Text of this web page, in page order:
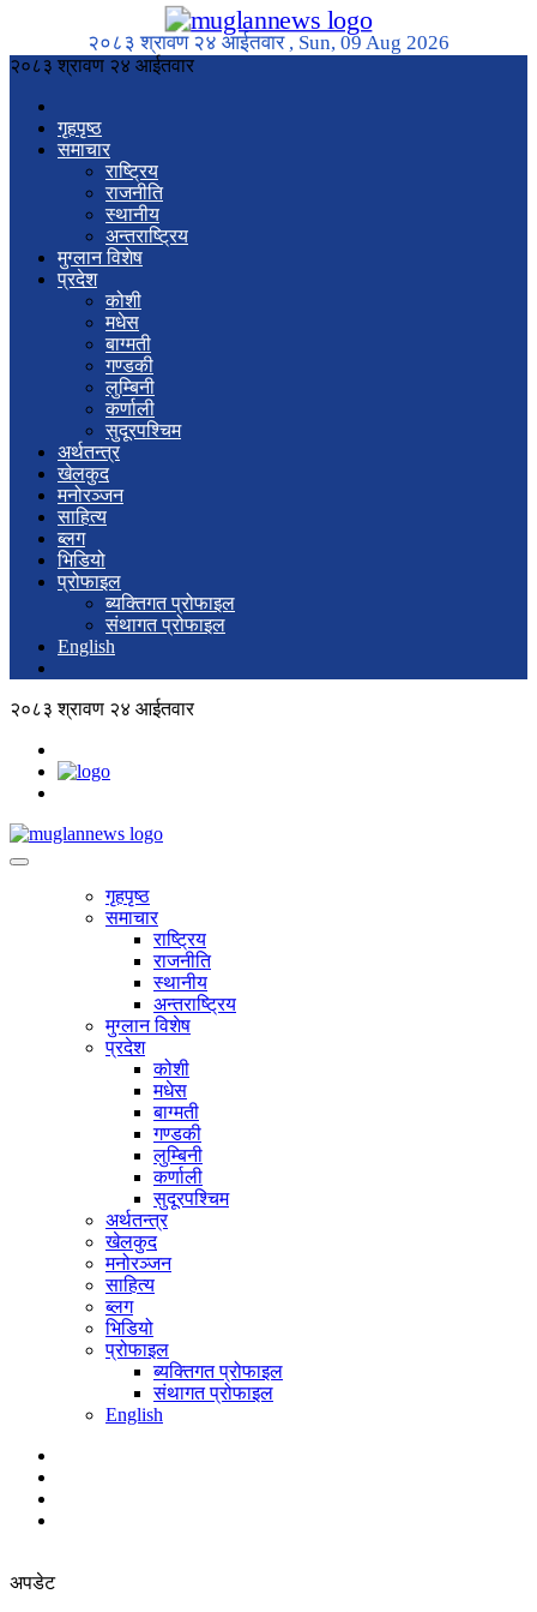
२०८३ श्रावण २४ आईतवार , Sun, 09 Aug 2026
२०८३ श्रावण २४ आईतवार
गृहपृष्ठ
समाचार
राष्ट्रिय
राजनीति
स्थानीय
अन्तराष्ट्रिय
मुग्लान विशेष
प्रदेश
कोशी
मधेस
बाग्मती
गण्डकी
लुम्बिनी
कर्णाली
सुदूरपश्चिम
अर्थतन्त्र
खेलकुद
मनोरञ्जन
साहित्य
ब्लग
भिडियो
प्रोफाइल
ब्यक्तिगत प्रोफाइल
संथागत प्रोफाइल
English
२०८३ श्रावण २४ आईतवार
गृहपृष्ठ
समाचार
राष्ट्रिय
राजनीति
स्थानीय
अन्तराष्ट्रिय
मुग्लान विशेष
प्रदेश
कोशी
मधेस
बाग्मती
गण्डकी
लुम्बिनी
कर्णाली
सुदूरपश्चिम
अर्थतन्त्र
खेलकुद
मनोरञ्जन
साहित्य
ब्लग
भिडियो
प्रोफाइल
ब्यक्तिगत प्रोफाइल
संथागत प्रोफाइल
English
अपडेट